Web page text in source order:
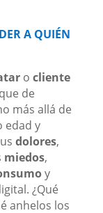
A QUIÉN
o cliente
de
más allá de
edad y
dolores,
miedos,
y
¿Qué
anhelos los